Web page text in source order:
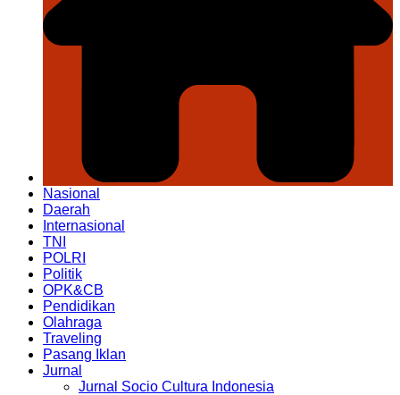
Nasional
Daerah
Internasional
TNI
POLRI
Politik
OPK&CB
Pendidikan
Olahraga
Traveling
Pasang Iklan
Jurnal
Jurnal Socio Cultura Indonesia